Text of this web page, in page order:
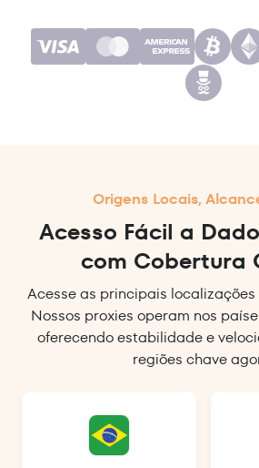
Origens Locais,
Acesso Fácil a
com Cobertura
Acesse as principais localizações
Nossos proxies operam nos
oferecendo estabilidade e
regiões chave